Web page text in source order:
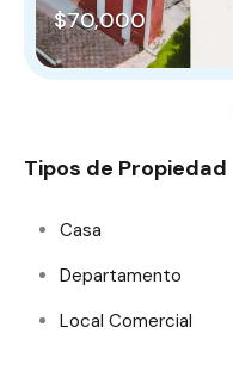
$70,000
Tipos de Propiedad
Casa
Departamento
Local Comercial